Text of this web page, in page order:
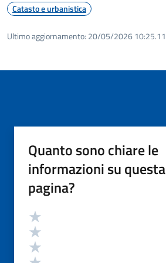
Catasto e urbanistica
Ultimo aggiornamento: 20/05/2026 10:25.11
Quanto sono chiare le
informazioni su questa
pagina?
Valutazione